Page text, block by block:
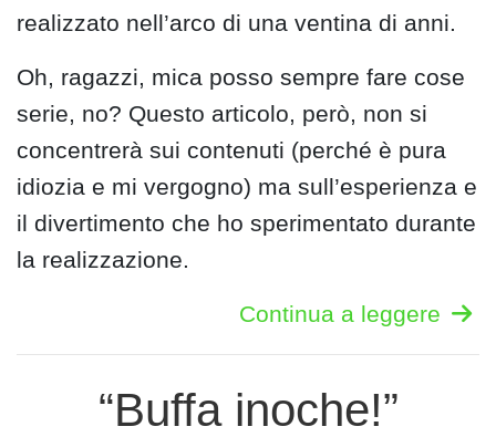
realizzato nell’arco di una ventina di anni.
Oh, ragazzi, mica posso sempre fare cose
serie, no? Questo articolo, però, non si
concentrerà sui contenuti (perché è pura
idiozia e mi vergogno) ma sull’esperienza e
il divertimento che ho sperimentato durante
la realizzazione.
Continua a leggere
“Buffa inoche!”